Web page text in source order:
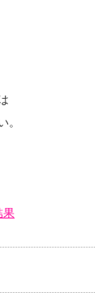
。
果